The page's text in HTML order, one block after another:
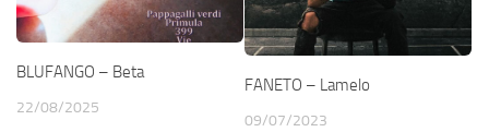
BLUFANGO – Beta
22/08/2025
FANETO – Lamelo
09/07/2023